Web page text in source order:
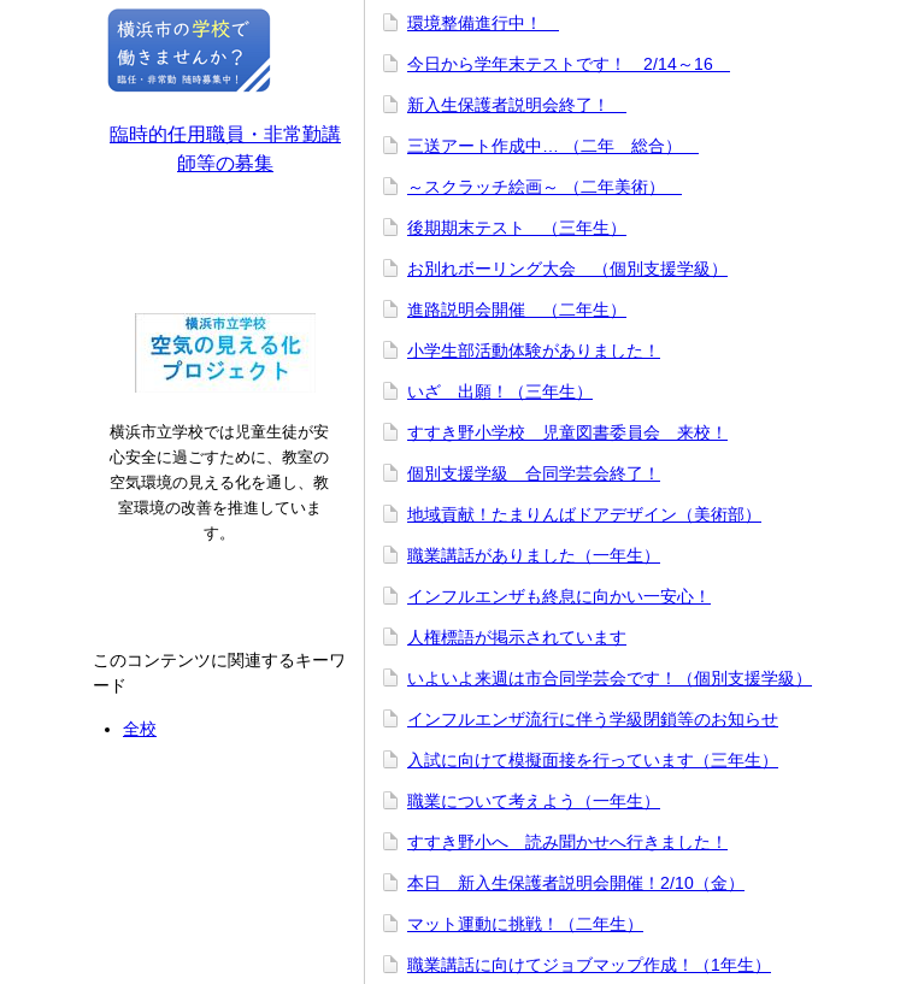
臨時的任用職員・非常勤講
師等の募集
横浜市立学校では児童生徒が安
心安全に過ごすために、教室の
空気環境の見える化を通し、教
室環境の改善を推進していま
す。
このコンテンツに関連するキーワ
ード
全校
環境整備進行中！
今日から学年末テストです！ 2/14～16
新入生保護者説明会終了！
三送アート作成中… （二年 総合）
～スクラッチ絵画～ （二年美術）
後期期末テスト （三年生）
お別れボーリング大会 （個別支援学級）
進路説明会開催 （二年生）
小学生部活動体験がありました！
いざ 出願！（三年生）
すすき野小学校 児童図書委員会 来校！
個別支援学級 合同学芸会終了！
地域貢献！たまりんばドアデザイン（美術部）
職業講話がありました（一年生）
インフルエンザも終息に向かい一安心！
人権標語が掲示されています
いよいよ来週は市合同学芸会です！（個別支援学級）
インフルエンザ流行に伴う学級閉鎖等のお知らせ
入試に向けて模擬面接を行っています（三年生）
職業について考えよう（一年生）
すすき野小へ 読み聞かせへ行きました！
本日 新入生保護者説明会開催！2/10（金）
マット運動に挑戦！（二年生）
職業講話に向けてジョブマップ作成！（1年生）